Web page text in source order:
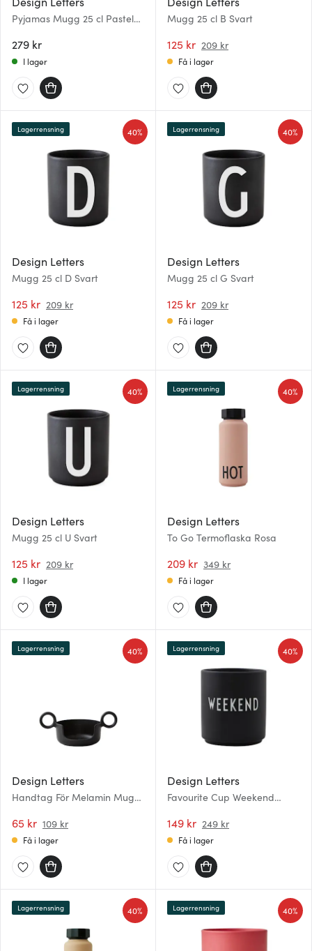
Pyjamas Mugg 25 cl Pastel
279 kr
I lager
Mugg 25 cl B Svart
125 kr 209 kr
Få i lager
Design Letters
Mugg 25 cl D Svart
125 kr 209 kr
40%
Lagerrensning
Få i lager
Design Letters
Mugg 25 cl G Svart
125 kr 209 kr
40%
Lagerrensning
Få i lager
Design Letters
Mugg 25 cl U Svart
125 kr 209 kr
40%
Lagerrensning
I lager
Design Letters
To Go Termoflaska Rosa
209 kr 349 kr
40%
Lagerrensning
Få i lager
Design Letters
Handtag För Melamin Mugg
65 kr 109 kr
40%
Lagerrensning
Få i lager
Design Letters
Favourite Cup Weekend
149 kr 249 kr
40%
Lagerrensning
Få i lager
40%
Lagerrensning 40%
Lagerrensning